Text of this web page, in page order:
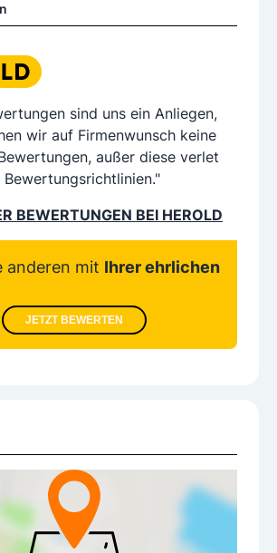
sind uns ein Anliegen,
wir auf Firmenwunsch keine
außer diese verlet
Bewertungsrichtlinien."
BEWERTUNGEN BEI HEROLD
anderen mit Ihrer ehrlichen
JETZT BEWERTEN